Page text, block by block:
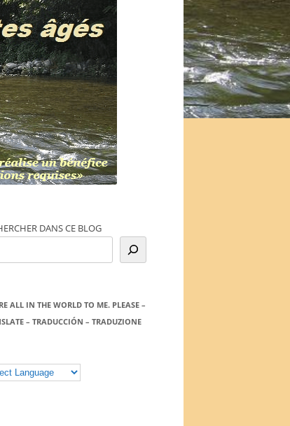
DANS CE BLOG
ALL IN THE WORLD TO ME. PLEASE –
– TRADUCCIÓN – TRADUZIONE